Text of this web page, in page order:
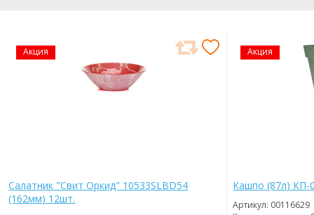
Акция
Салатник "Свит Оркид" 10533SLBD54
(162мм) 12шт.
Акция
Кашпо (87л) КП-
Артикул: 00116629